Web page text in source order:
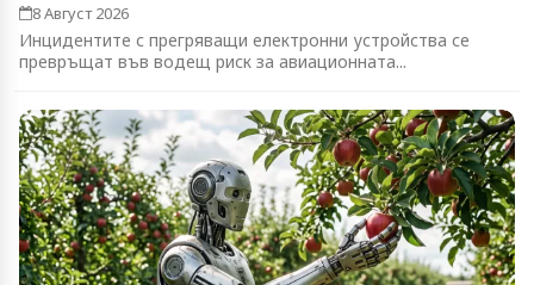
8 Август 2026
Инцидентите с прегряващи електронни устройства се
превръщат във водещ риск за авиационната...